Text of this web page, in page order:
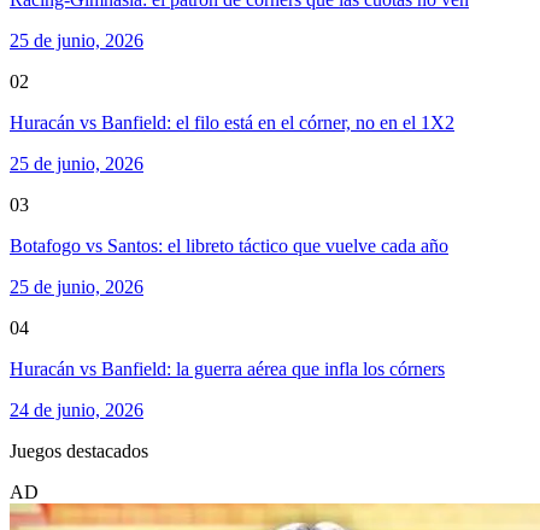
25 de junio, 2026
02
Huracán vs Banfield: el filo está en el córner, no en el 1X2
25 de junio, 2026
03
Botafogo vs Santos: el libreto táctico que vuelve cada año
25 de junio, 2026
04
Huracán vs Banfield: la guerra aérea que infla los córners
24 de junio, 2026
Juegos destacados
AD